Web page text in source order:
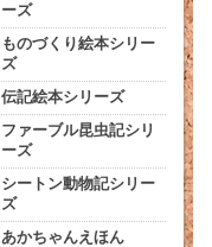
ーズ
ものづくり絵本シリー
ズ
伝記絵本シリーズ
ファーブル昆虫記シリ
ーズ
シートン動物記シリー
ズ
あかちゃんえほん